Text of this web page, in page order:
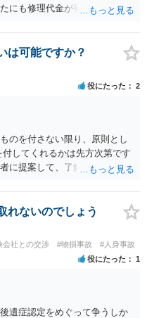
にも修理代金が発生している
のが良いかと思います。威圧
停を利用しては如何でしょう
は可能ですか？
役にたった 2
のを付さない限り、原則とし
してくれるかは先方次第です
に提案して、了解してもらえ
れないのでしょう
会社との交渉 #物損事故 #人身事故
役にたった 1
遺症認定をめぐって争うしか